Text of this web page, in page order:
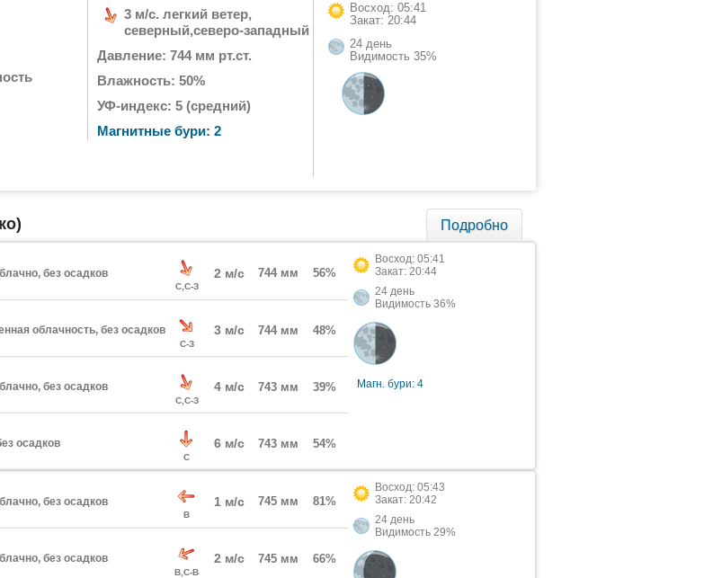
3 м/с. легкий ветер,
северный,северо-западный
Давление: 744 мм рт.ст.
Влажность: 50%
УФ-индекс: 5 (средний)
Магнитные бури: 2
Восход: 05:41
Закат: 20:44
24 день
Видимость 35%
Подробно
без осадков
С,С-З
2 м/с 744 мм 56%
облачность, без осадков
С-З
3 м/с 744 мм 48%
без осадков
С,С-З
4 м/с 743 мм 39%
осадков
С
6 м/с 743 мм 54%
Восход: 05:41
Закат: 20:44
24 день
Видимость 36%
Магн. бури: 4
без осадков
В
1 м/с 745 мм 81%
без осадков
В,С-В
2 м/с 745 мм 66%
Восход: 05:43
Закат: 20:42
24 день
Видимость 29%